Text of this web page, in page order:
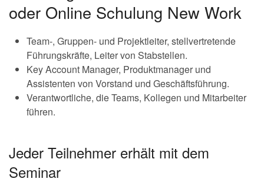
oder Online Schulung New Work
Team-, Gruppen- und Projektleiter, stellvertretende
Führungskräfte, Leiter von Stabstellen.
Key Account Manager, Produktmanager und
Assistenten von Vorstand und Geschäftsführung.
Verantwortliche, die Teams, Kollegen und Mitarbeiter
führen.
Jeder Teilnehmer erhält mit dem
Seminar